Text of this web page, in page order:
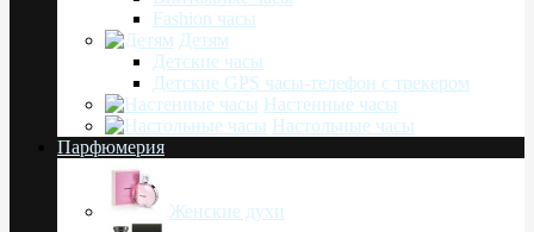
Fashion часы
Детям
Детские часы
Детские GPS часы-телефон с трекером
Настенные часы
Настольные часы
Парфюмерия
Женские духи